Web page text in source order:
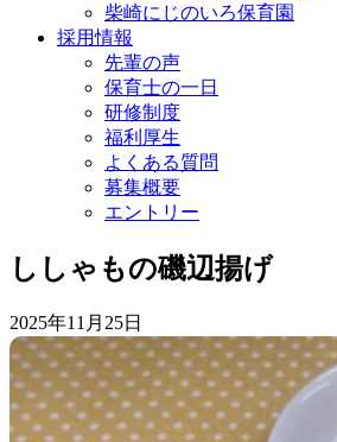
柴崎にじのいろ保育園
採用情報
先輩の声
保育士の一日
研修制度
福利厚生
よくある質問
募集概要
エントリー
ししゃもの磯辺揚げ
2025年11月25日